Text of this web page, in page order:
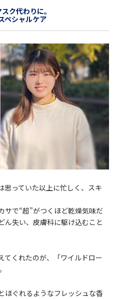
ク代わりに。
ペシャルケア
思っていた以上に忙しく、スキ
サで“超”がつくほど乾燥気味だ
ん失い、皮膚科に駆け込むこと
てくれたのが、「ワイルドロー
ほぐれるようなフレッシュな香